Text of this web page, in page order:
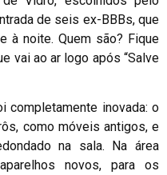
de seis ex-BBBs, que
à noite. Quem são? Fique
vai ao ar logo após “Salve
completamente inovada: o
como móveis antigos, e
na sala. Na área
novos, para os